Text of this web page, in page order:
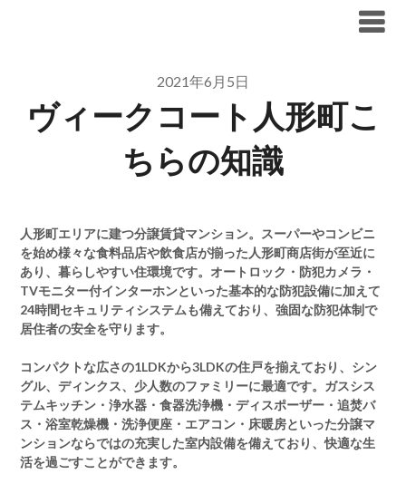
2021年6月5日
ヴィークコート人形町こ
ちらの知識
人形町エリアに建つ分譲賃貸マンション。スーパーやコンビニ
を始め様々な食料品店や飲食店が揃った人形町商店街が至近に
あり、暮らしやすい住環境です。オートロック・防犯カメラ・
TVモニター付インターホンといった基本的な防犯設備に加えて
24時間セキュリティシステムも備えており、強固な防犯体制で
居住者の安全を守ります。
コンパクトな広さの1LDKから3LDKの住戸を揃えており、シン
グル、ディンクス、少人数のファミリーに最適です。ガスシス
テムキッチン・浄水器・食器洗浄機・ディスポーザー・追焚バ
ス・浴室乾燥機・洗浄便座・エアコン・床暖房といった分譲マ
ンションならではの充実した室内設備を備えており、快適な生
活を過ごすことができます。